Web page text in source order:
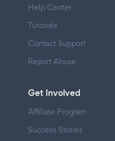
Help Center
Tutorials
Contact Support
Report Abuse
Get Involved
Affiliate Program
Success Stories